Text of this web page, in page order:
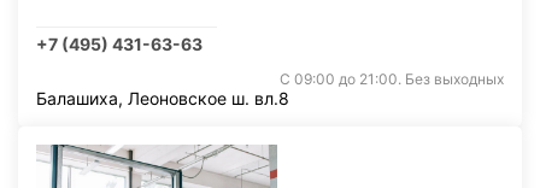
+7 (495) 431-63-63
С 09:00 до 21:00. Без выходных
Балашиха, Леоновское ш. вл.8